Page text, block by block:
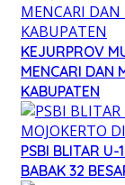
KEJURPROV
MENCARI DAN
KABUPATEN
PSBI BLITAR U-
BABAK 32